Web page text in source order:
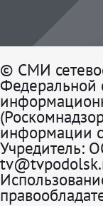
© СМИ
Федеральной
информации
Учредитель: